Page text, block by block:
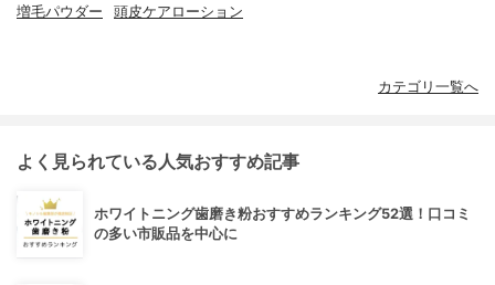
増毛パウダー 頭皮ケアローション
カテゴリ一覧へ
よく見られている人気おすすめ記事
ホワイトニング歯磨き粉おすすめランキング52選！口コミ
の多い市販品を中心に